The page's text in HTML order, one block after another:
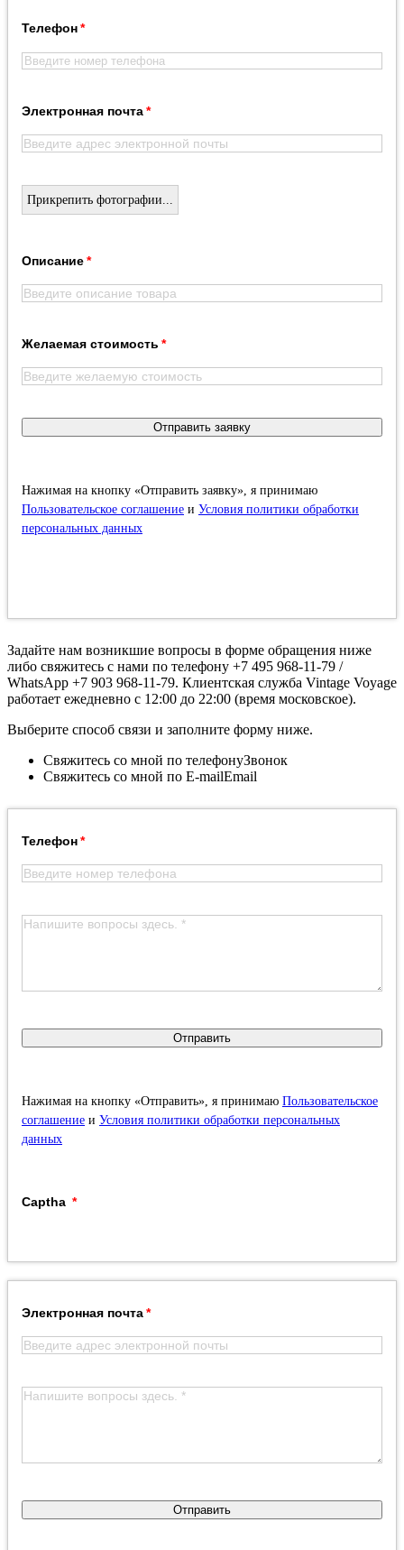
Телефон
Электронная почта
Прикрепить фотографии...
Описание
Желаемая стоимость
Отправить заявку
Нажимая на кнопку «Отправить заявку», я принимаю
Пользовательское соглашение и Условия политики обработки
персональных данных
Задайте нам возникшие вопросы в форме обращения ниже
либо свяжитесь с нами по телефону +7 495 968-11-79 /
WhatsApp +7 903 968-11-79. Клиентская служба Vintage Voyage
работает ежедневно с 12:00 до 22:00 (время московское).
Выберите способ связи и заполните форму ниже.
Свяжитесь со мной по телефонуЗвонок
Свяжитесь со мной по E-mailEmail
Телефон
Отправить
Нажимая на кнопку «Отправить», я принимаю Пользовательское
соглашение и Условия политики обработки персональных
данных
Captha
Электронная почта
Отправить